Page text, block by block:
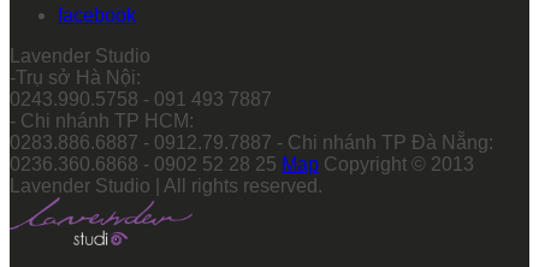
facebook
Lavender Studio
-Trụ sở Hà Nội:
0243.990.5758 - 091 493 7887
- Chi nhánh TP HCM:
0283.886.6887 - 0912.79.7887 - Chi nhánh TP Đà Nẵng:
0236.360.6868 - 0902 52 28 25 Map Copyright © 2013
Lavender Studio | All rights reserved.